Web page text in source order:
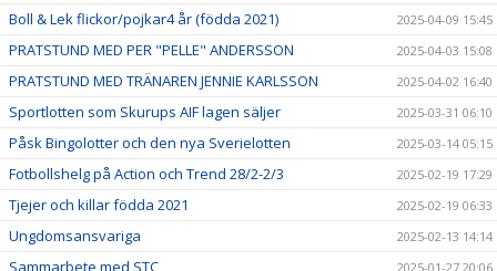
Boll & Lek flickor/pojkar4 år (födda 2021) 2025-04-09 15:45
PRATSTUND MED PER "PELLE" ANDERSSON 2025-04-03 15:08
PRATSTUND MED TRÄNAREN JENNIE KARLSSON 2025-04-02 16:40
Sportlotten som Skurups AIF lagen säljer 2025-03-31 06:10
Påsk Bingolotter och den nya Sverielotten 2025-03-14 05:15
Fotbollshelg på Action och Trend 28/2-2/3 2025-02-19 17:29
Tjejer och killar födda 2021 2025-02-19 06:33
Ungdomsansvariga 2025-02-13 14:14
Sammarbete med STC 2025-01-27 20:06